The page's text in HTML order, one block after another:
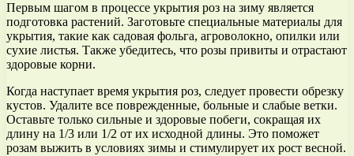
Первым шагом в процессе укрытия роз на зиму является
подготовка растений. Заготовьте специальные материалы для
укрытия, такие как садовая фольга, агроволокно, опилки или
сухие листья. Также убедитесь, что розы привиты и отрастают
здоровые корни.
Когда наступает время укрытия роз, следует провести обрезку
кустов. Удалите все поврежденные, больные и слабые ветки.
Оставьте только сильные и здоровые побеги, сокращая их
длину на 1/3 или 1/2 от их исходной длины. Это поможет
розам выжить в условиях зимы и стимулирует их рост весной.